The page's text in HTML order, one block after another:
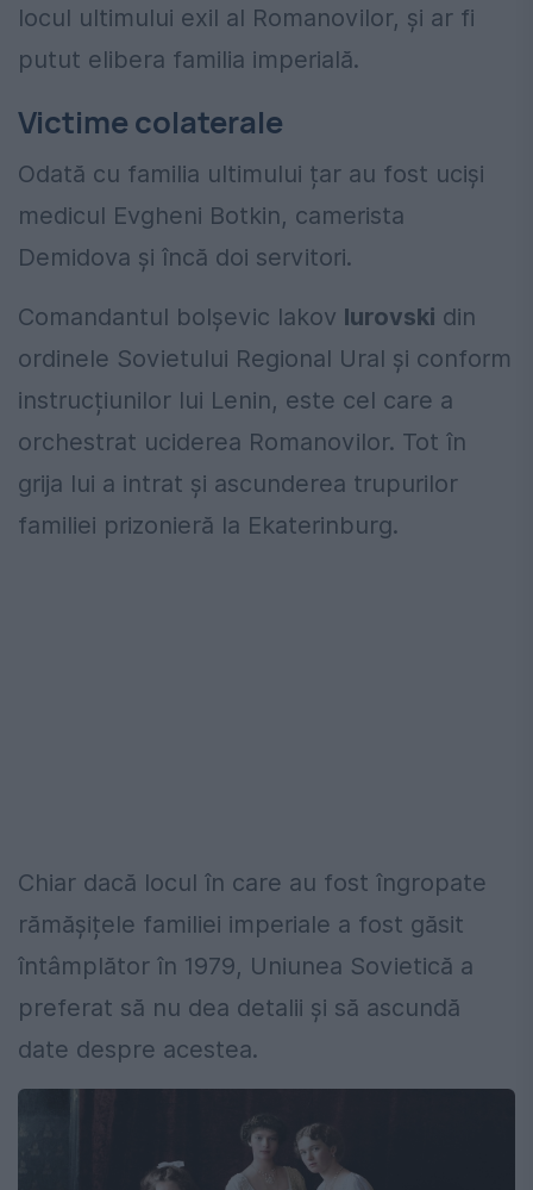
locul ultimului exil al Romanovilor, și ar fi
putut elibera familia imperială.
Victime colaterale
Odată cu familia ultimului țar au fost uciși
medicul Evgheni Botkin, camerista
Demidova și încă doi servitori.
Comandantul bolșevic Iakov Iurovski din
ordinele Sovietului Regional Ural și conform
instrucțiunilor lui Lenin, este cel care a
orchestrat uciderea Romanovilor. Tot în
grija lui a intrat și ascunderea trupurilor
familiei prizonieră la Ekaterinburg.
Chiar dacă locul în care au fost îngropate
rămășițele familiei imperiale a fost găsit
întâmplător în 1979, Uniunea Sovietică a
preferat să nu dea detalii și să ascundă
date despre acestea.